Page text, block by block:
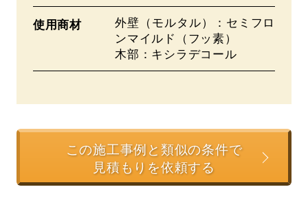
使用商材
外壁（モルタル）：セミフロ
ンマイルド（フッ素）
木部：キシラデコール
この施工事例と類似の条件で
見積もりを依頼する